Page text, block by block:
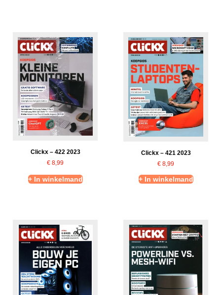
Clickx – 422 2023
€ 8,99
+ In winkelmand
Clickx – 421 2023
€ 8,99
+ In winkelmand